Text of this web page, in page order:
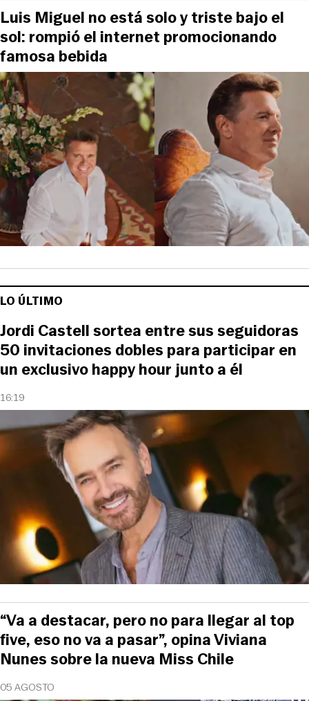
Luis Miguel no está solo y triste bajo el
sol: rompió el internet promocionando
famosa bebida
LO ÚLTIMO
16:19
Jordi Castell sortea entre sus seguidoras
50 invitaciones dobles para participar en
un exclusivo happy hour junto a él
05 AGOSTO
“Va a destacar, pero no para llegar al top
five, eso no va a pasar”, opina Viviana
Nunes sobre la nueva Miss Chile